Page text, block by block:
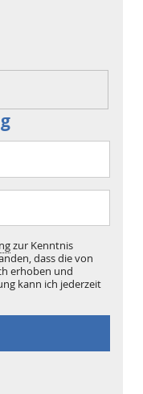
zur Kenntnis
dass die von
erhoben und
kann ich jederzeit